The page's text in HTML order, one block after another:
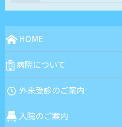
HOME
病院について
外来受診のご案内
入院のご案内